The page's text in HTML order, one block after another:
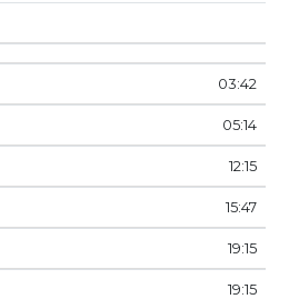
03:42
05:14
12:15
15:47
19:15
19:15